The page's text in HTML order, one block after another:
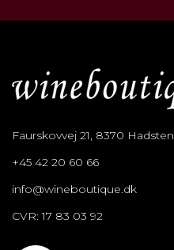
Faurskovvej 21, 8370 Hadsten
+45 42 20 60 66
info@wineboutique.dk
CVR: 17 83 03 92